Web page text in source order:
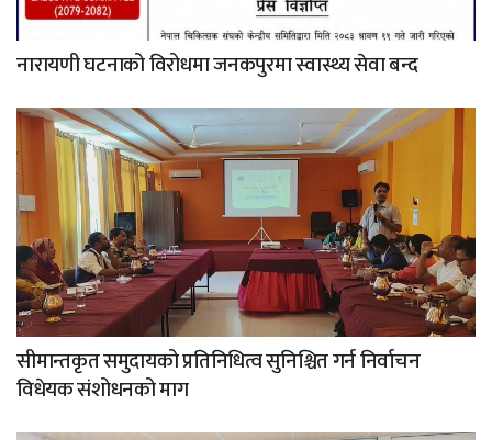
नारायणी घटनाको विरोधमा जनकपुरमा स्वास्थ्य सेवा बन्द
सीमान्तकृत समुदायको प्रतिनिधित्व सुनिश्चित गर्न निर्वाचन
विधेयक संशोधनको माग